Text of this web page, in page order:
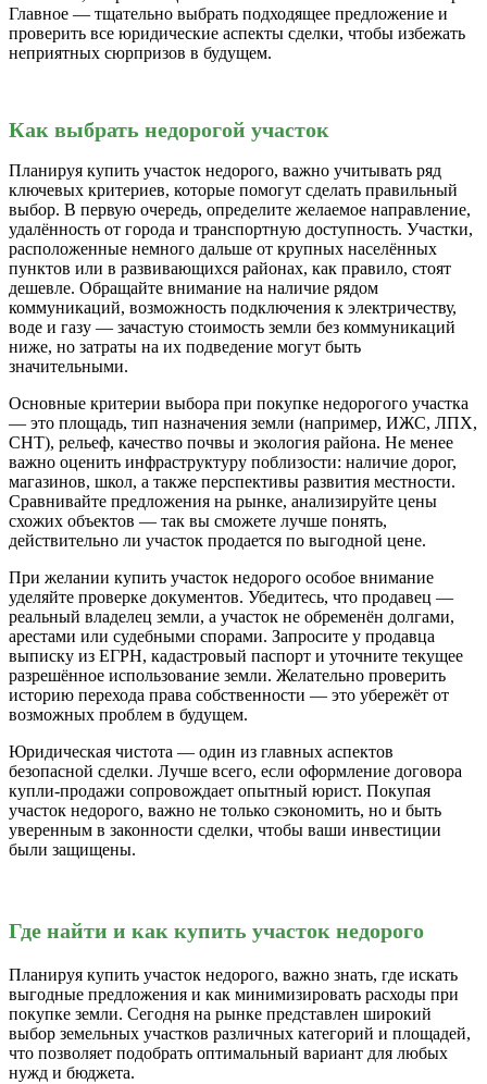
Главное — тщательно выбрать подходящее предложение и
проверить все юридические аспекты сделки, чтобы избежать
неприятных сюрпризов в будущем.
Как выбрать недорогой участок
Планируя купить участок недорого, важно учитывать ряд
ключевых критериев, которые помогут сделать правильный
выбор. В первую очередь, определите желаемое направление,
удалённость от города и транспортную доступность. Участки,
расположенные немного дальше от крупных населённых
пунктов или в развивающихся районах, как правило, стоят
дешевле. Обращайте внимание на наличие рядом
коммуникаций, возможность подключения к электричеству,
воде и газу — зачастую стоимость земли без коммуникаций
ниже, но затраты на их подведение могут быть
значительными.
Основные критерии выбора при покупке недорогого участка
— это площадь, тип назначения земли (например, ИЖС, ЛПХ,
СНТ), рельеф, качество почвы и экология района. Не менее
важно оценить инфраструктуру поблизости: наличие дорог,
магазинов, школ, а также перспективы развития местности.
Сравнивайте предложения на рынке, анализируйте цены
схожих объектов — так вы сможете лучше понять,
действительно ли участок продается по выгодной цене.
При желании купить участок недорого особое внимание
уделяйте проверке документов. Убедитесь, что продавец —
реальный владелец земли, а участок не обременён долгами,
арестами или судебными спорами. Запросите у продавца
выписку из ЕГРН, кадастровый паспорт и уточните текущее
разрешённое использование земли. Желательно проверить
историю перехода права собственности — это убережёт от
возможных проблем в будущем.
Юридическая чистота — один из главных аспектов
безопасной сделки. Лучше всего, если оформление договора
купли-продажи сопровождает опытный юрист. Покупая
участок недорого, важно не только сэкономить, но и быть
уверенным в законности сделки, чтобы ваши инвестиции
были защищены.
Где найти и как купить участок недорого
Планируя купить участок недорого, важно знать, где искать
выгодные предложения и как минимизировать расходы при
покупке земли. Сегодня на рынке представлен широкий
выбор земельных участков различных категорий и площадей,
что позволяет подобрать оптимальный вариант для любых
нужд и бюджета.